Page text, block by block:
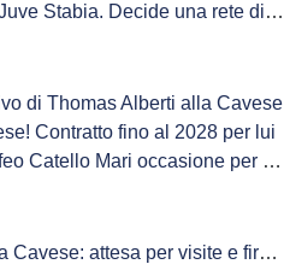
Decide una rete di Sandrucci
di Thomas Alberti alla Cavese
Contratto fino al 2028 per lui
per unire due popoli nel suo ricordo"
attesa per visite e firma sul contratto